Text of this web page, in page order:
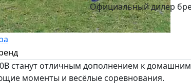
Официальный дилер
станут отличным дополнением к
моменты и весёлые соревнования.